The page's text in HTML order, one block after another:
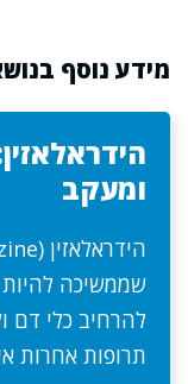
מידע נוסף
ומעקב
שממשיכה להיות
להרחיב כלי
תרופות אחרות